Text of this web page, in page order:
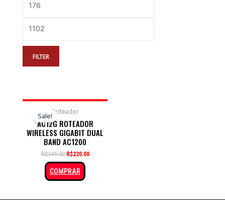
FILTER
Sale!
Roteador
AC12G ROTEADOR
WIRELESS GIGABIT DUAL
BAND AC1200
R$245.00 R$220.00
COMPRAR